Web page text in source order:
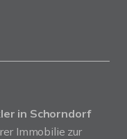
in Schorndorf
Immobilie zur